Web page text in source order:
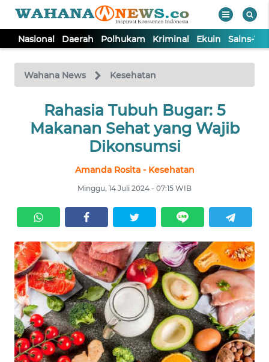
Nasional Daerah Polhukam Kriminal Ekuin Sains-
Wahana News Kesehatan
Rahasia Tubuh Bugar: 5
Makanan Sehat yang Wajib
Dikonsumsi
Amanda Rosita - Kesehatan
Minggu, 14 Juli 2024 - 07:15 WIB
TV
Tutup
NASIONAL
KRIMINAL
EKUIN
SAINS-TEKNO
KESEHATAN
INTERNASIONAL